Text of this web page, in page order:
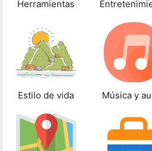
Herramientas
Estilo de vida Música y